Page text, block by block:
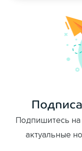
Подпишитесь на
актуальные